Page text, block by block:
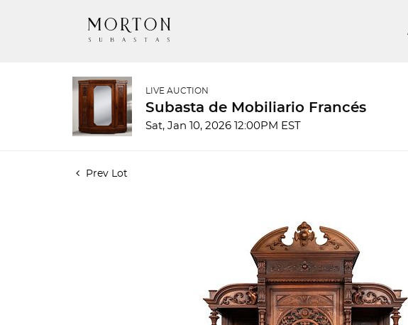
LIVE AUCTION
Subasta de Mobiliario Francés
Sat, Jan 10, 2026 12:00PM EST
Prev Lot